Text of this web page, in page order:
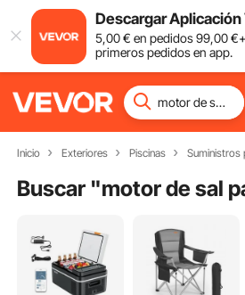
Descargar Aplicación
5,00€ en pedidos99,00€
primeros pedidos en app.
Inicio Exteriores Piscinas Suministros
Buscar "motor de sal